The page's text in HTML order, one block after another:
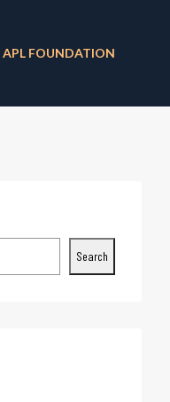
APL FOUNDATION
Search